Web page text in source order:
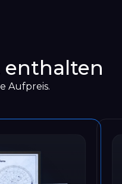
enthalten
Aufpreis.